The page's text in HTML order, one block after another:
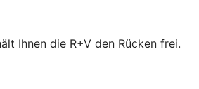
Ihnen die R+V den Rücken frei.